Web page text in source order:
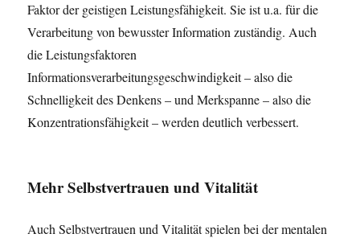
Faktor der geistigen Leistungsfähigkeit. Sie ist u.a. für die
Verarbeitung von bewusster Information zuständig. Auch
die Leistungsfaktoren
Informationsverarbeitungsgeschwindigkeit – also die
Schnelligkeit des Denkens – und Merkspanne – also die
Konzentrationsfähigkeit – werden deutlich verbessert.
Mehr Selbstvertrauen und Vitalität
Auch Selbstvertrauen und Vitalität spielen bei der mentalen